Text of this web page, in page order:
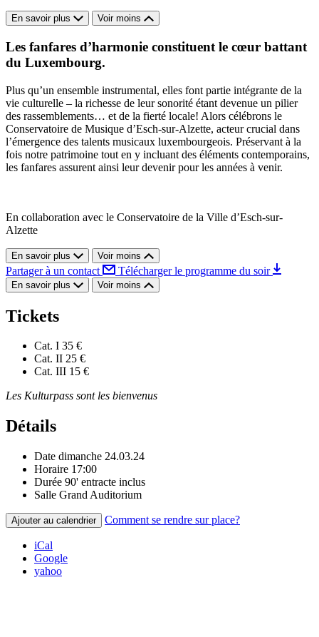
En savoir plus Voir moins
Les fanfares d’harmonie constituent le cœur battant
du Luxembourg.
Plus qu’un ensemble instrumental, elles font partie intégrante de la
vie culturelle – la richesse de leur sonorité étant devenue un pilier
des rassemblements… et de la fierté locale! Alors célébrons le
Conservatoire de Musique d’Esch-sur-Alzette, acteur crucial dans
l’émergence des talents musicaux luxembourgeois. Préservant à la
fois notre patrimoine tout en y incluant des éléments contemporains,
les fanfares assurent ainsi leur devenir pour les années à venir.
En collaboration avec le Conservatoire de la Ville d’Esch-sur-
Alzette
En savoir plus Voir moins
Partager à un contact Télécharger le programme du soir
En savoir plus Voir moins
Tickets
Cat. I 35 €
Cat. II 25 €
Cat. III 15 €
Les Kulturpass sont les bienvenus
Détails
Date dimanche 24.03.24
Horaire 17:00
Durée 90' entracte inclus
Salle Grand Auditorium
Ajouter au calendrier Comment se rendre sur place?
iCal
Google
yahoo